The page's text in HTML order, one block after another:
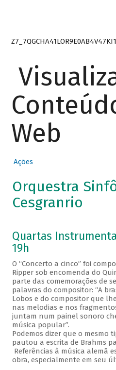
Web
Ações
Orquestra
Cesgranrio
Quartas
19h
O “Concerto a cinco” foi
Ripper sob encomenda do
parte das comemorações de
palavras do compositor: “A
Lobos e do compositor que
nas melodias e nos
juntam num painel sonoro
música popular”.
Podemos dizer que o mesmo
pautou a escrita de Brahms
Referências à música alemã
obra, especialmente em seu